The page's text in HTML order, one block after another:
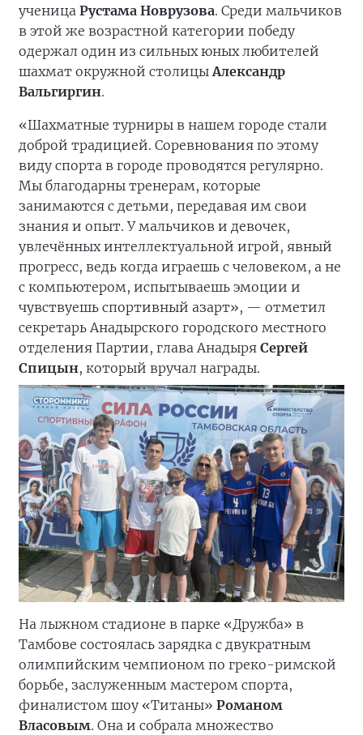
ученица Рустама Новрузова. Среди мальчиков
в этой же возрастной категории победу
одержал один из сильных юных любителей
шахмат окружной столицыАлександр
Вальгиргин.
«Шахматные турниры в нашем городе стали
доброй традицией. Соревнования по этому
виду спорта в городе проводятся регулярно.
Мы благодарны тренерам, которые
занимаются с детьми, передавая им свои
знания и опыт. У мальчиков и девочек,
увлечённых интеллектуальной игрой, явный
прогресс, ведь когда играешь с человеком, а не
с компьютером, испытываешь эмоции и
чувствуешь спортивный азарт», — отметил
секретарь Анадырского городского местного
отделения Партии, глава Анадыря Сергей
Спицын, который вручал награды.
На лыжном стадионе в парке «Дружба» в
Тамбове состоялась зарядка с двукратным
олимпийским чемпионом по греко-римской
борьбе, заслуженным мастером спорта,
финалистом шоу «Титаны» Романом
Власовым. Она и собрала множество